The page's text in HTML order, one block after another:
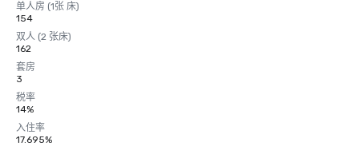
单人房 (1张 床)
154
双人 (2 张床)
162
套房
3
税率
14%
入住率
17.695%